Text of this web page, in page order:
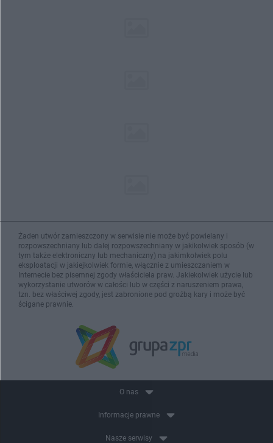
Żaden utwór zamieszczony w serwisie nie może być powielany i
rozpowszechniany lub dalej rozpowszechniany w jakikolwiek sposób (w
tym także elektroniczny lub mechaniczny) na jakimkolwiek polu
eksploatacji w jakiejkolwiek formie, włącznie z umieszczaniem w
Internecie bez pisemnej zgody właściciela praw. Jakiekolwiek użycie lub
wykorzystanie utworów w całości lub w części z naruszeniem prawa,
tzn. bez właściwej zgody, jest zabronione pod groźbą kary i może być
ścigane prawnie.
O nas
Informacje prawne
Nasze serwisy